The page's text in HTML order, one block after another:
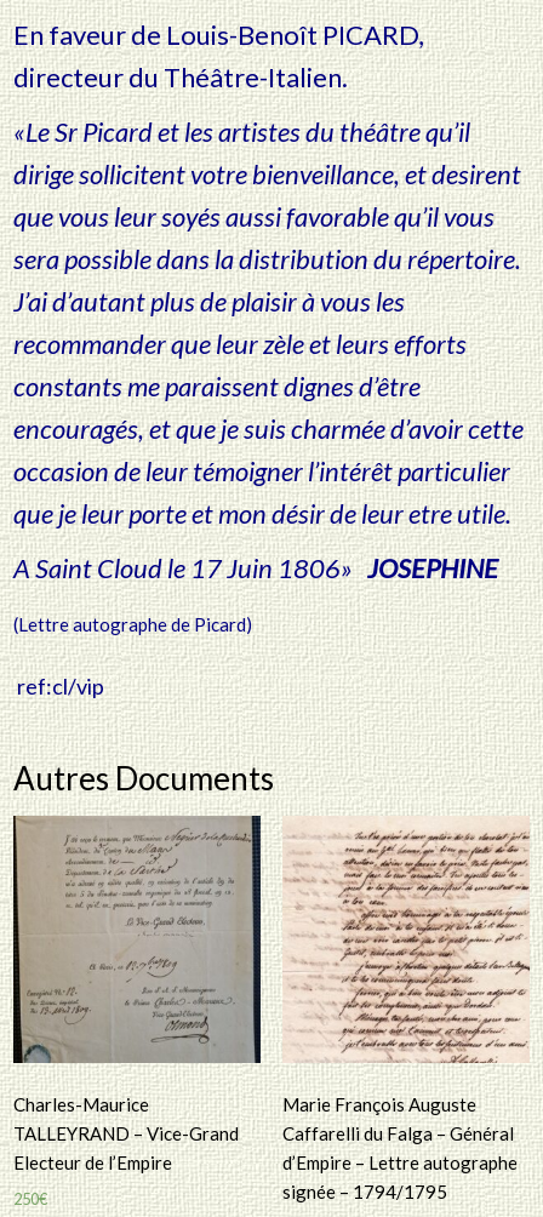
En faveur de Louis-Benoît PICARD,
directeur du Théâtre-Italien.
«Le Sr Picard et les artistes du théâtre qu’il
dirige sollicitent votre bienveillance, et desirent
que vous leur soyés aussi favorable qu’il vous
sera possible dans la distribution du répertoire.
J’ai d’autant plus de plaisir à vous les
recommander que leur zèle et leurs efforts
constants me paraissent dignes d’être
encouragés, et que je suis charmée d’avoir cette
occasion de leur témoigner l’intérêt particulier
que je leur porte et mon désir de leur etre utile.
A Saint Cloud le 17 Juin 1806»JOSEPHINE
(Lettre autographe de Picard)
ref:cl/vip
Autres Documents
Charles-Maurice
TALLEYRAND – Vice-Grand
Electeur de l’Empire
250€
Marie François Auguste
Caffarelli du Falga – Général
d’Empire – Lettre autographe
signée – 1794/1795